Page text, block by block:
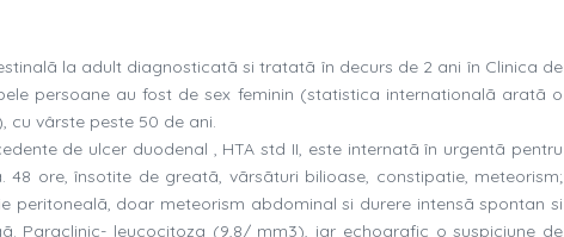
la adult diagnosticatã si tratatã în decurs de 2 ani în Clinica de
persoane au fost de sex feminin (statistica internationalã aratã o
vârste peste 50 de ani.
de ulcer duodenal , HTA std II, este internatã în urgentã pentru
ore, însotite de greatã, vãrsãturi bilioase, constipatie, meteorism;
peritonealã, doar meteorism abdominal si durere intensã spontan si
Paraclinic- leucocitoza (9,8/ mm3), iar echografic o suspiciune de